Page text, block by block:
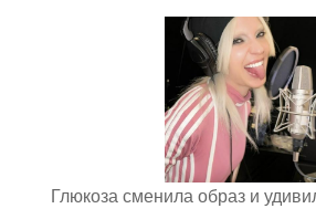
Глюкоза сменила образ и